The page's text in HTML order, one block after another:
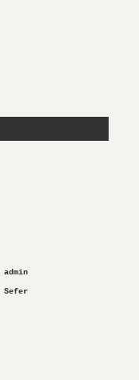
admin
Sefer